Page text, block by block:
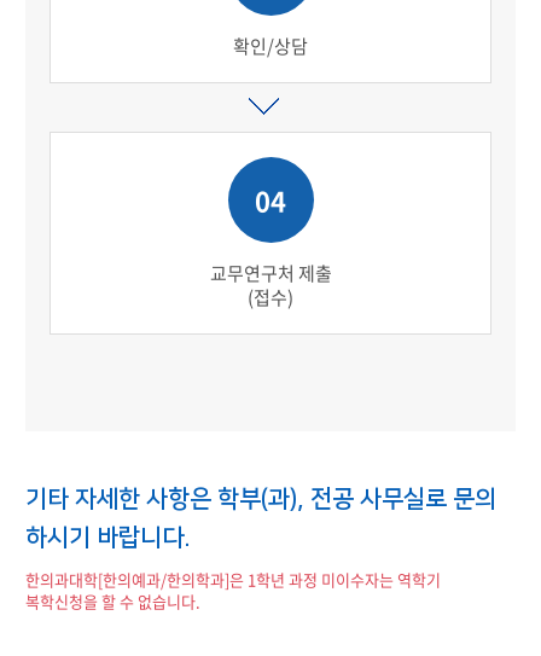
확인/상담
04
교무연구처 제출
(접수)
기타 자세한 사항은 학부(과), 전공 사무실로 문의
하시기 바랍니다.
한의과대학[한의예과/한의학과]은 1학년 과정 미이수자는 역학기
복학신청을 할 수 없습니다.